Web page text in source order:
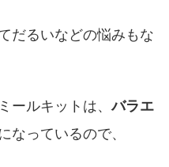
だるいなどの悩みもな
ールキットは、バラエ
なっているので、